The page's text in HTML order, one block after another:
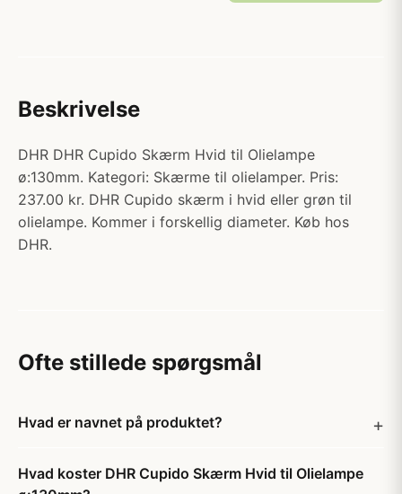
Beskrivelse
DHR DHR Cupido Skærm Hvid til Olielampe
ø:130mm. Kategori: Skærme til olielamper. Pris:
237.00 kr. DHR Cupido skærm i hvid eller grøn til
olielampe. Kommer i forskellig diameter. Køb hos
DHR.
Ofte stillede spørgsmål
Hvad er navnet på produktet?
Hvad koster DHR Cupido Skærm Hvid til Olielampe